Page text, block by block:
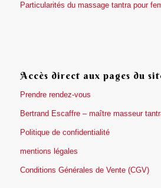
Particularités du massage tantra pour
Accès direct aux pages du
Prendre rendez-vous
Bertrand Escaffre – maître masseur
Politique de confidentialité
mentions légales
Conditions Générales de Vente (CGV)